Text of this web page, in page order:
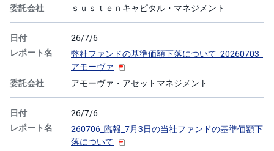
ｓｕｓｔｅｎキャピタル・マネジメント
26/7/6
弊社ファンドの基準価額下落について_20260703_
アモーヴァ
アモーヴァ・アセットマネジメント
26/7/6
260706_臨報_7月3日の当社ファンドの基準価額下
落について